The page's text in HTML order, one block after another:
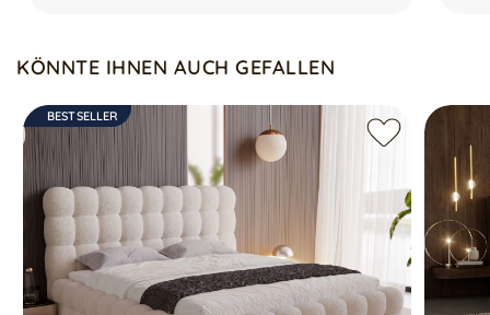
KÖNNTE IHNEN AUCH GEFALLEN
BESTSELLER